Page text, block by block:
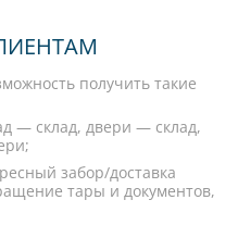
получить такие
— склад, двери — склад,
забор/доставка
тары и документов,